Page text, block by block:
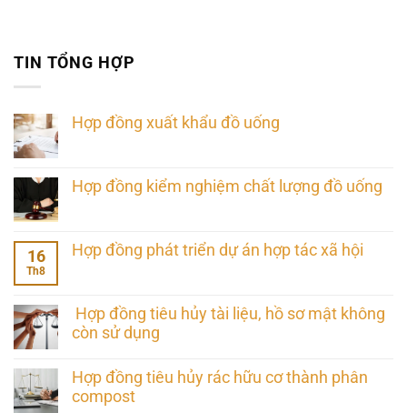
TIN TỔNG HỢP
Hợp đồng xuất khẩu đồ uống
Hợp đồng kiểm nghiệm chất lượng đồ uống
16
Th8
Hợp đồng phát triển dự án hợp tác xã hội
Hợp đồng tiêu hủy tài liệu, hồ sơ mật không
còn sử dụng
Hợp đồng tiêu hủy rác hữu cơ thành phân
compost